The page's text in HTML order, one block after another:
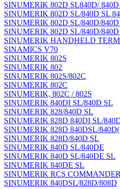
SINUMERIK 802D SL840D/
SINUMERIK 802D SL/840D SL
SINUMERIK 802D SL/840D/
SINUMERIK 802D SL/840D/
SINUMERIK HANDHELD
SINAMICS V70
SINUMERIK 802S
SINUMERIK 802
SINUMERIK 802S/802C
SINUMERIK 802C
SINUMERIK, 802C / 802S
SINUMERIK 840DI SL/840D SL
SINUMERIK 828/840D SL
SINUMERIK 828D 840DI SL/
SINUMERIK 828D 840DSL/
SINUMERIK 828D/840D SL
SINUMERIK 840D SL/840DE
SINUMERIK 840D SL/840DE SL
SINUMERIK 840DE SL
SINUMERIK RCS COMMANDER
SINUMERIK 840DSL/828D/808D